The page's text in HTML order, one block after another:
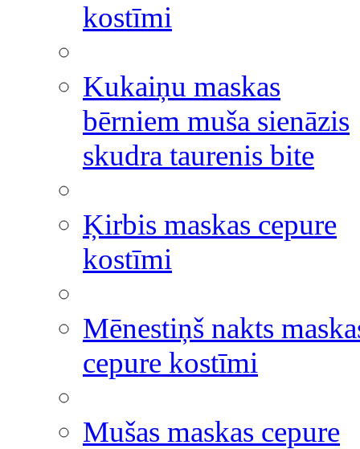
kostīmi
Kukaiņu maskas
bērniem muša sienāzis
skudra taurenis bite
Ķirbis maskas cepure
kostīmi
Mēnestiņš nakts
cepure kostīmi
Mušas maskas cepure